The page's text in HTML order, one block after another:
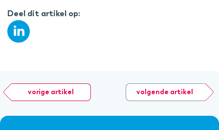
Deel dit artikel op:
vorige artikel volgende artikel